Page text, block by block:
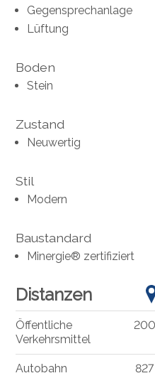
Gegensprechanlage
Lüftung
Boden
Stein
Zustand
Neuwertig
Stil
Modern
Baustandard
Minergie® zertifiziert
Distanzen
Öffentliche
Verkehrsmittel
Autobahn